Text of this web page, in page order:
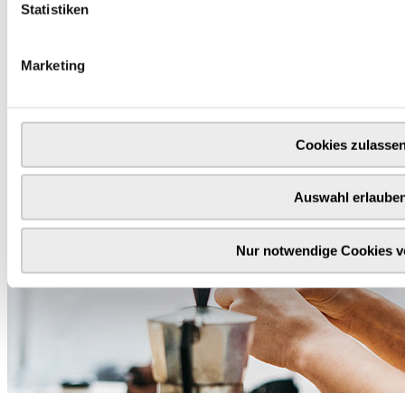
Statistiken
Marketing
Cookies
Auswahl
Nur notwendige Cookies